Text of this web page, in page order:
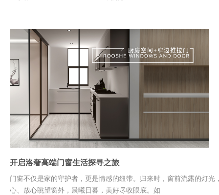
开启洛奢高端门窗生活探寻之旅
门窗不仅是家的守护者，更是情感的纽带。归来时，窗前流露的灯
心、放心眺望窗外，晨曦日暮，美好尽收眼底。如